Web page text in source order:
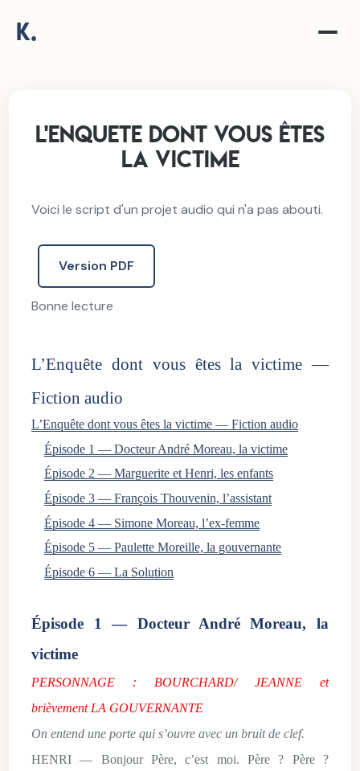
K.
L'enquete dont vous êtes
la victime
Voici le script d'un projet audio qui n'a pas abouti.
Version PDF
Bonne lecture
L’Enquête dont vous êtes la victime —
Fiction audio
L’Enquête dont vous êtes la victime — Fiction audio
Épisode 1 — Docteur André Moreau, la victime
Épisode 2 — Marguerite et Henri, les enfants
Épisode 3 — François Thouvenin, l’assistant
Épisode 4 — Simone Moreau, l’ex-femme
Épisode 5 — Paulette Moreille, la gouvernante
Épisode 6 — La Solution
Épisode 1 — Docteur André Moreau, la
victime
PERSONNAGE : BOURCHARD/ JEANNE et
brièvement LA GOUVERNANTE
On entend une porte qui s’ouvre avec un bruit de clef.
HENRI — Bonjour Père, c’est moi. Père ? Père ?